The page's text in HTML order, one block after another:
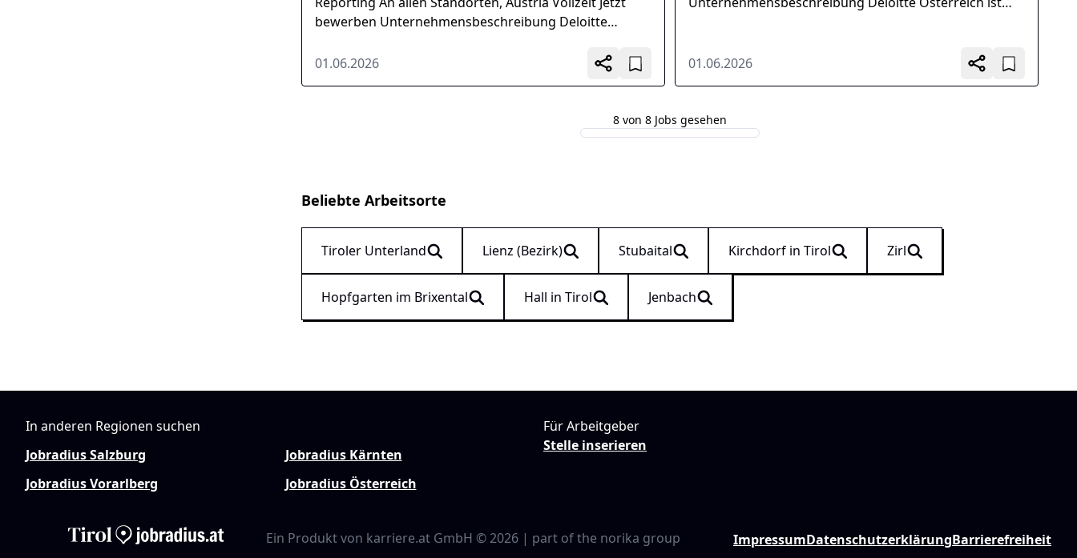
bewerben Unternehmensbeschreibung Deloitte
01.06.2026
01.06.2026
8 von 8 Jobs gesehen
Beliebte Arbeitsorte
Tiroler Unterland Lienz (Bezirk) Stubaital Kirchdorf in Tirol Zirl
Hopfgarten im Brixental Hall in Tirol Jenbach
In anderen Regionen suchen
Jobradius Salzburg
Jobradius Kärnten
Jobradius Vorarlberg
Jobradius Österreich
Für Arbeitgeber
Stelle inserieren
Ein Produkt von karriere.at GmbH © 2026 | part of the norika group ImpressumDatenschutzerklärungBarrierefreiheit